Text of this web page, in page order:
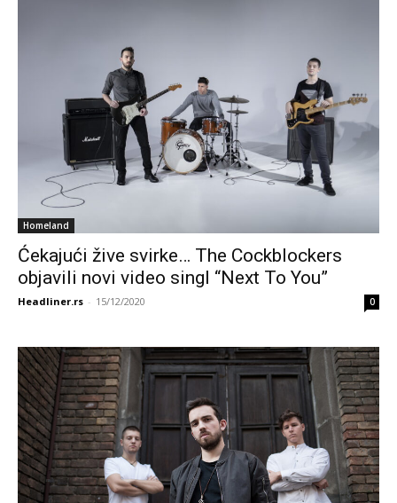
Homeland
Ćekajući žive svirke… The Cockblockers
objavili novi video singl “Next To You”
Headliner.rs - 15/12/2020 0